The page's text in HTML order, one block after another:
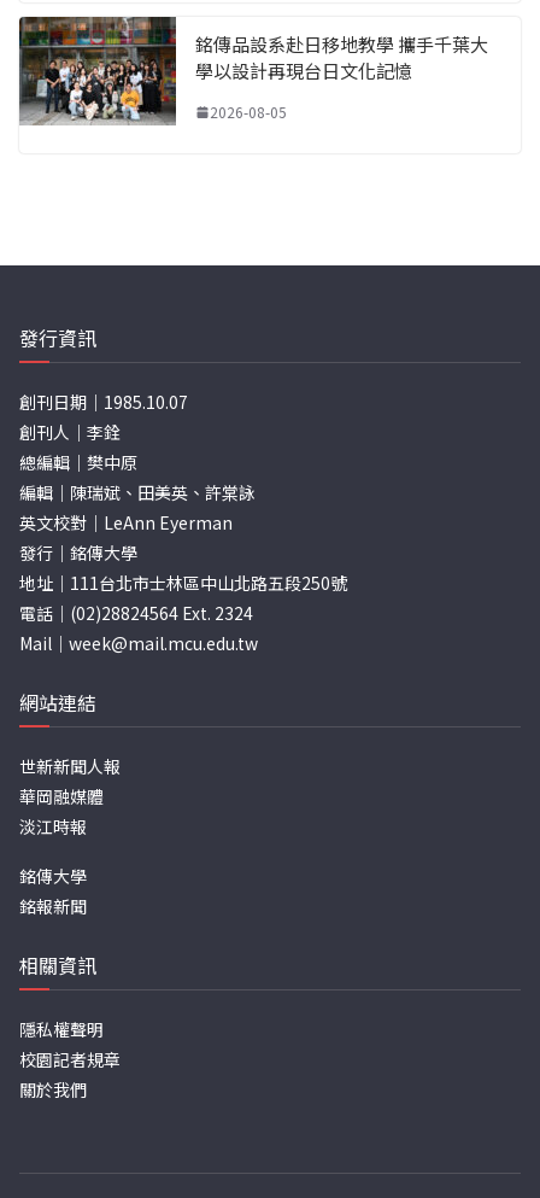
銘傳品設系赴日移地教學 攜手千葉大
學以設計再現台日文化記憶
2026-08-05
發行資訊
創刊日期｜1985.10.07
創刊人｜李銓
總編輯｜樊中原
編輯｜陳瑞斌、田美英、許棠詠
英文校對｜LeAnn Eyerman
發行｜銘傳大學
地址｜111台北市士林區中山北路五段250號
電話｜(02)28824564 Ext. 2324
Mail｜ week@mail.mcu.edu.tw
網站連結
世新新聞人報
華岡融媒體
淡江時報
銘傳大學
銘報新聞
相關資訊
隱私權聲明
校園記者規章
關於我們